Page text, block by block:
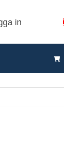
in